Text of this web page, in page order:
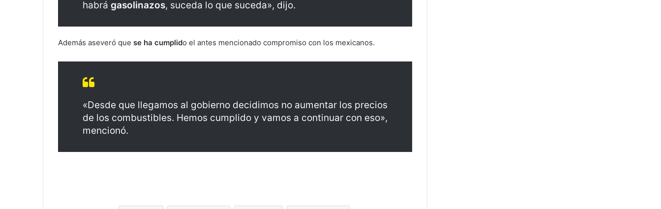
habrá gasolinazos, suceda lo que suceda», dijo.
Además aseveró que se ha cumplido el antes mencionado compromiso con los mexicanos.
«Desde que llegamos al gobierno decidimos no aumentar los precios
de los combustibles. Hemos cumplido y vamos a continuar con eso»,
mencionó.